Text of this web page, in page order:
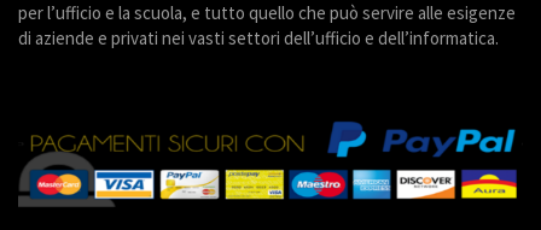
per l’ufficio e la scuola, e tutto quello che può servire alle esigenze
di aziende e privati nei vasti settori dell’ufficio e dell’informatica.